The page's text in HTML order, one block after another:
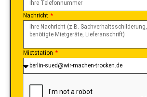
Nachricht
Mietstation